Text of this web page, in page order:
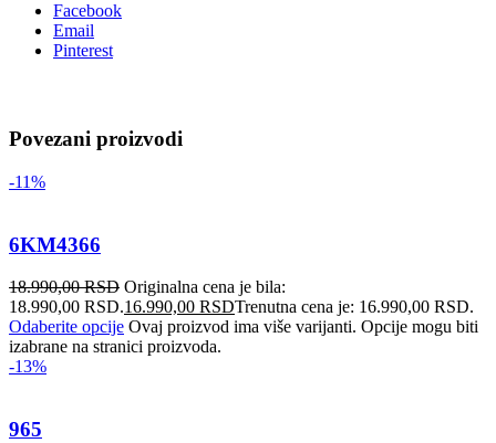
Facebook
Email
Pinterest
Povezani proizvodi
-11%
6KM4366
18.990,00RSD Originalna cena je bila:
18.990,00 RSD.16.990,00 RSDTrenutna cena je: 16.990,00 RSD.
Odaberite opcije Ovaj proizvod ima više varijanti. Opcije mogu biti
izabrane na stranici proizvoda.
-13%
965